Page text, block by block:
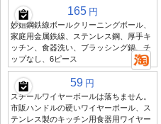
165 円
妙姐鋼鉄線ボールクリーニングボール、
家庭用金属鉄線、ステンレス鋼、厚手キ
ッチン、食器洗い、ブラッシング鍋、チ
ップなし、6ピース
59 円
スチールワイヤーボールは落ちません。
市販ハンドルの硬いワイヤーボール、ス
テンレス製のキッチン用食器用ワイヤー